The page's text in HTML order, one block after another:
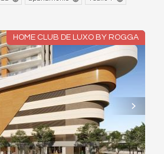
HOME CLUB DE LUXO BY ROGGA